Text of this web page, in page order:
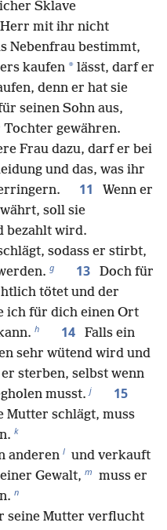
Sklave
mit ihr nicht
Nebenfrau bestimmt,
kaufen * lässt, darf er
denn er hat sie
seinen Sohn aus,
Tochter gewähren.
Frau dazu, darf er bei
und das, was ihr
11
Wenn er
soll sie
bezahlt wird.
sodass er stirbt,
g 13
Doch für
tötet und der
ich für dich einen Ort
h 14
Falls ein
sehr wütend wird und
sterben, selbst wenn
musst. j 15
Mutter schlägt, muss
k
anderen l und verkauft
Gewalt, m muss er
n
seine Mutter verflucht